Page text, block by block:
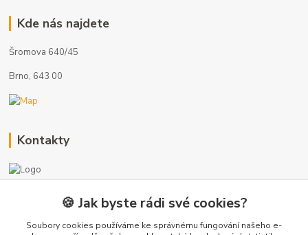
Kde nás najdete
Šromova 640/45
Brno, 643 00
Kontakty
+420 775 872 753
🍪 Jak byste rádi své cookies?
Soubory cookies používáme ke správnému fungování našeho e-